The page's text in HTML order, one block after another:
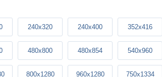
240x320 240x400 352x416
480x800 480x854 540x960
800x1280 960x1280 750x1334